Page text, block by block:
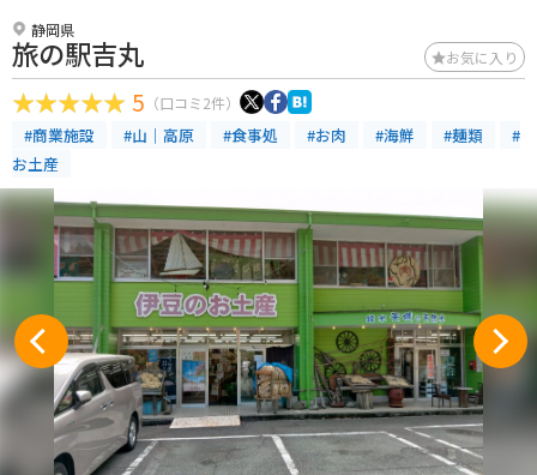
静岡県
旅の駅吉丸 お気に入り
5 （口コミ2件）
#商業施設 #山｜高原 #食事処 #お肉 #海鮮 #麺類
#
お土産